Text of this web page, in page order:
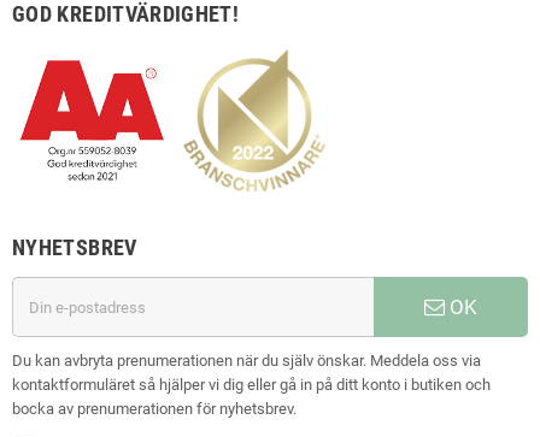
GOD KREDITVÄRDIGHET!
NYHETSBREV
OK
Du kan avbryta prenumerationen när du själv önskar. Meddela oss via
kontaktformuläret så hjälper vi dig eller gå in på ditt konto i butiken och
bocka av prenumerationen för nyhetsbrev.